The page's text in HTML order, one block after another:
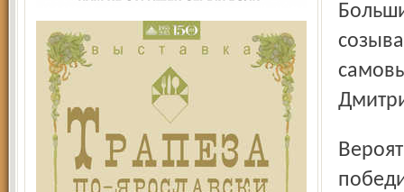
Вероятнее всего, откажутся от работы в муниципалитете